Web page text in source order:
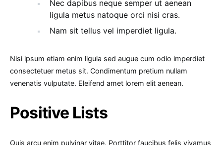
Nec dapibus neque semper ut aenean
ligula metus natoque orci nisi cras.
Nam sit tellus vel imperdiet ligula.
Nisi ipsum etiam enim ligula sed augue cum odio imperdiet
consectetuer metus sit. Condimentum pretium nullam
venenatis vulputate. Eleifend amet lorem elit aenean.
Positive Lists
Quis arcu enim pulvinar vitae. Porttitor faucibus felis vivamus